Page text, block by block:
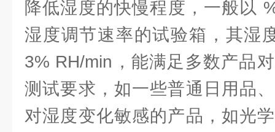
降低湿度的快慢程度，一般以
湿度调节速率的试验箱，其湿
3% RH/min，能满足多数产品
测试要求，如一些普通日用品
对湿度变化敏感的产品，如光